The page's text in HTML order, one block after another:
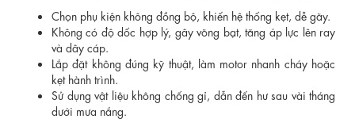
Chọn phụ kiện không đồng bộ, khiến hệ thống kẹt, dễ gãy.
Không có độ dốc hợp lý, gây võng bạt, tăng áp lực lên ray
và dây cáp.
Lắp đặt không đúng kỹ thuật, làm motor nhanh cháy hoặc
kẹt hành trình.
Sử dụng vật liệu không chống gỉ, dẫn đến hư sau vài tháng
dưới mưa nắng.